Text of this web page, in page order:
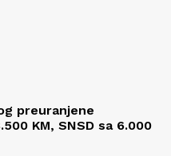
preuranjene
KM, SNSD sa 6.000